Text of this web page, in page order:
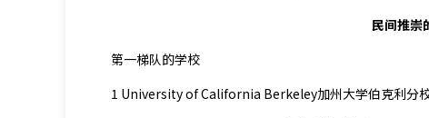
民间推崇
第一梯队的学校
1 University of California Berkeley加州大学伯克利分